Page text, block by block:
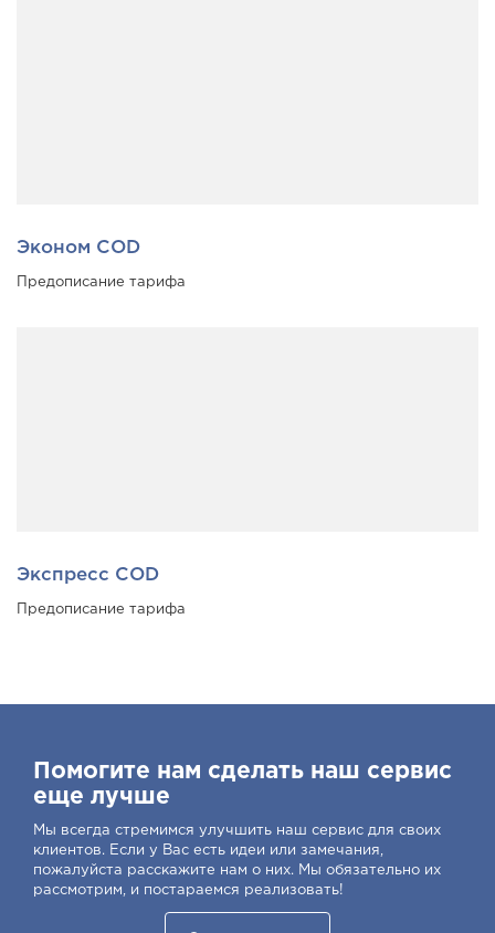
Эконом COD
Предописание тарифа
Экспресс COD
Предописание тарифа
Помогите нам сделать наш сервис
еще лучше
Мы всегда стремимся улучшить наш сервис для своих
клиентов. Если у Вас есть идеи или замечания,
пожалуйста расскажите нам о них. Мы обязательно их
рассмотрим, и постараемся реализовать!